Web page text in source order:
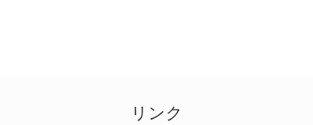
リンク